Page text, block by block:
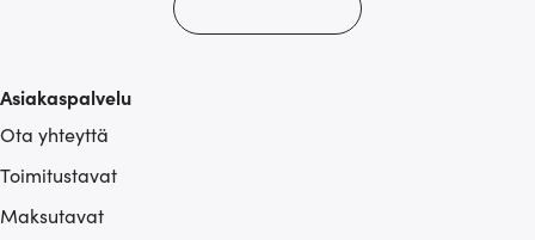
Asiakaspalvelu
Ota yhteyttä
Toimitustavat
Maksutavat